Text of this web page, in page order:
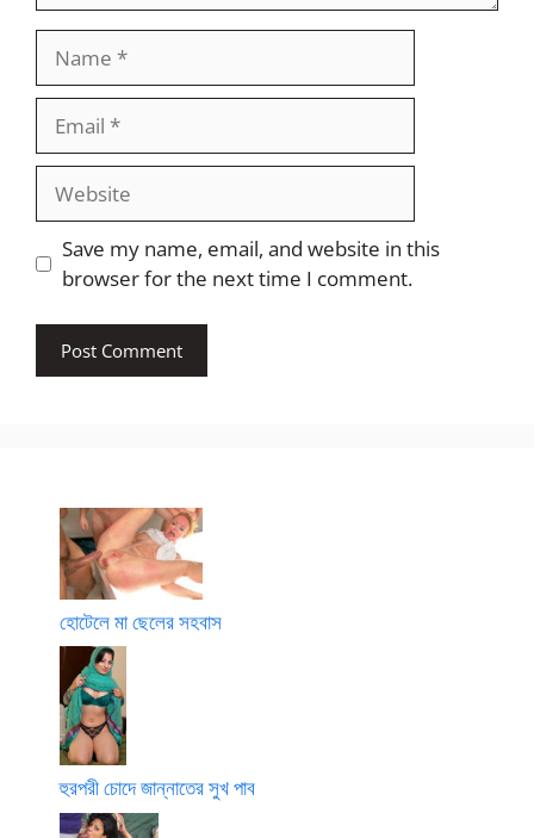
Website
Save my name, email, and website in this
browser for the next time I comment.
হোটেলে মা ছেলের সহবাস
হুরপরী চোদে জান্নাতের সুখ পাব